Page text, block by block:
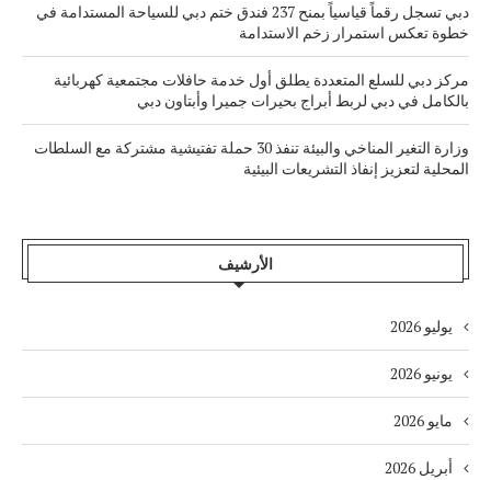
دبي تسجل رقماً قياسياً بمنح 237 فندق ختم دبي للسياحة المستدامة في
خطوة تعكس استمرار زخم الاستدامة
مركز دبي للسلع المتعددة يطلق أول خدمة حافلات مجتمعية كهربائية
بالكامل في دبي لربط أبراج بحيرات جميرا وأبتاون دبي
وزارة التغير المناخي والبيئة تنفذ 30 حملة تفتيشية مشتركة مع السلطات
المحلية لتعزيز إنفاذ التشريعات البيئية
الأرشيف
يوليو 2026
يونيو 2026
مايو 2026
أبريل 2026